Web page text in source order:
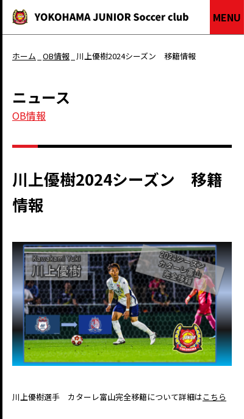
MENU
ホーム OB情報 川上優樹2024シーズン 移籍情報
ニュース
OB情報
川上優樹2024シーズン 移籍
情報
川上優樹選手 カターレ富山完全移籍について詳細はこちら